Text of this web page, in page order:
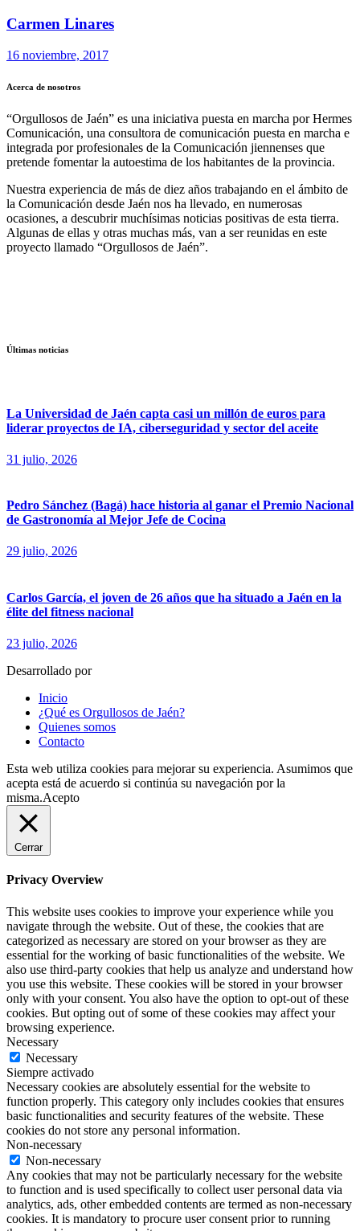
Carmen Linares
16 noviembre, 2017
Acerca de nosotros
“Orgullosos de Jaén” es una iniciativa puesta en marcha por Hermes
Comunicación, una consultora de comunicación puesta en marcha e
integrada por profesionales de la Comunicación jiennenses que
pretende fomentar la autoestima de los habitantes de la provincia.
Nuestra experiencia de más de diez años trabajando en el ámbito de
la Comunicación desde Jaén nos ha llevado, en numerosas
ocasiones, a descubrir muchísimas noticias positivas de esta tierra.
Algunas de ellas y otras muchas más, van a ser reunidas en este
proyecto llamado “Orgullosos de Jaén”.
Últimas noticias
La Universidad de Jaén capta casi un millón de euros para
liderar proyectos de IA, ciberseguridad y sector del aceite
31 julio, 2026
Pedro Sánchez (Bagá) hace historia al ganar el Premio Nacional
de Gastronomía al Mejor Jefe de Cocina
29 julio, 2026
Carlos García, el joven de 26 años que ha situado a Jaén en la
élite del fitness nacional
23 julio, 2026
Desarrollado por
Inicio
¿Qué es Orgullosos de Jaén?
Quienes somos
Contacto
Esta web utiliza cookies para mejorar su experiencia. Asumimos que
acepta está de acuerdo si continúa su navegación por la
misma.Acepto
Cerrar
Privacy Overview
This website uses cookies to improve your experience while you
navigate through the website. Out of these, the cookies that are
categorized as necessary are stored on your browser as they are
essential for the working of basic functionalities of the website. We
also use third-party cookies that help us analyze and understand how
you use this website. These cookies will be stored in your browser
only with your consent. You also have the option to opt-out of these
cookies. But opting out of some of these cookies may affect your
browsing experience.
Necessary
Necessary
Siempre activado
Necessary cookies are absolutely essential for the website to
function properly. This category only includes cookies that ensures
basic functionalities and security features of the website. These
cookies do not store any personal information.
Non-necessary
Non-necessary
Any cookies that may not be particularly necessary for the website
to function and is used specifically to collect user personal data via
analytics, ads, other embedded contents are termed as non-necessary
cookies. It is mandatory to procure user consent prior to running